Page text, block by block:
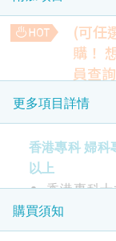
乳癌風險評估
2D 乳房造影
2 基本項目
醫生諮詢
由女醫生進
子宮頸病變測試
(可任
購！
員查詢
DEXA 骨質密
DEXA骨質密
和髖骨的骨質
劑量十分低，
鐘。
HK$
更多項目詳情
香港專科 婦科
以上
香港專科
變，減低患
進行一次乳
購買須知